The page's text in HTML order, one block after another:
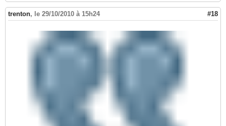
trenton, le 29/10/2010 à 15h24 #18